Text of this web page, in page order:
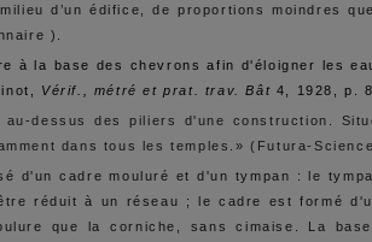
d’un édifice, de proportions moindres
).
à la base des chevrons afin d'éloigner les
Vérif., métré et prat. trav. Bât 4, 1928, p.
au-dessus des piliers d'une construction.
dans tous les temples.» (Futura-
d'un cadre mouluré et d'un tympan : le
réduit à un réseau ; le cadre est formé
que la corniche, sans cimaise. La